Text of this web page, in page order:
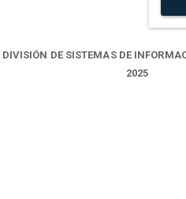
DE SISTEMAS DE
2025